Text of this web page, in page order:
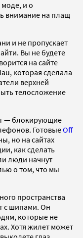
и о
внимание на плащ
и не пропускает
Вы не будете
на сайте
которая сделала
верхней
телосложение
— блокирующие
ГотовыеOff
но на сайтах
как сделать
люди начнут
о том, что мы
пространства
с шипами. Он
которые не
Хотя жилет может